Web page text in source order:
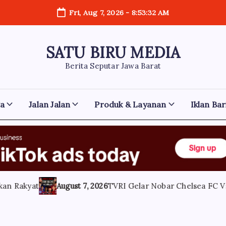
Fri, Aug 7, 2026 - 8:53:34 AM
SATU BIRU MEDIA
Berita Seputar Jawa Barat
Jalan Jalan Produk & Layanan Iklan
August 7, 2026TVRI Gelar Nobar Chelsea FC Vs AC